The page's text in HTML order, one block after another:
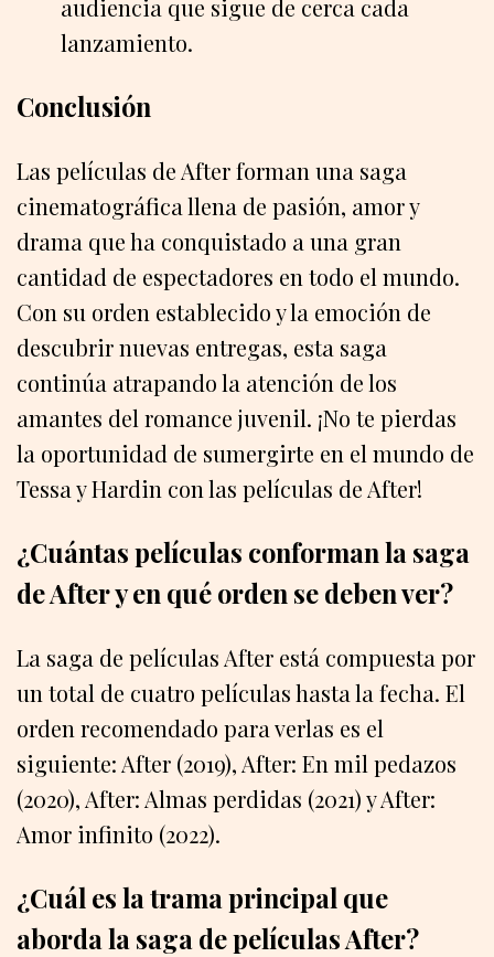
audiencia que sigue de cerca cada
lanzamiento.
Conclusión
Las películas de After forman una saga
cinematográfica llena de pasión, amor y
drama que ha conquistado a una gran
cantidad de espectadores en todo el mundo.
Con su orden establecido y la emoción de
descubrir nuevas entregas, esta saga
continúa atrapando la atención de los
amantes del romance juvenil. ¡No te pierdas
la oportunidad de sumergirte en el mundo de
Tessa y Hardin con las películas de After!
¿Cuántas películas conforman la saga
de After y en qué orden se deben ver?
La saga de películas After está compuesta por
un total de cuatro películas hasta la fecha. El
orden recomendado para verlas es el
siguiente: After (2019), After: En mil pedazos
(2020), After: Almas perdidas (2021) y After:
Amor infinito (2022).
¿Cuál es la trama principal que
aborda la saga de películas After?